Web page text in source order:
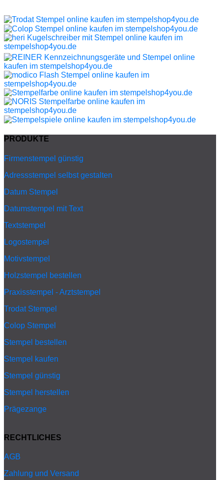
PRODUKTE
Firmenstempel günstig
Adressstempel selbst gestalten
Datum Stempel
Datumstempel mit Text
Textstempel
Logostempel
Motivstempel
Holzstempel bestellen
Praxisstempel - Arztstempel
Trodat Stempel
Colop Stempel
Stempel bestellen
Stempel kaufen
Stempel günstig
Stempel herstellen
Prägezange
RECHTLICHES
AGB
Zahlung und Versand